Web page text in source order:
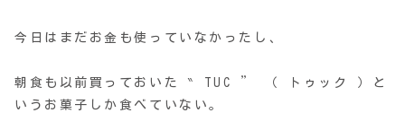
今日はまだお金も使っていなかったし、
朝食も以前買っておいた ‶ TUC ” （ トゥック ）と
いうお菓子しか食べていない。